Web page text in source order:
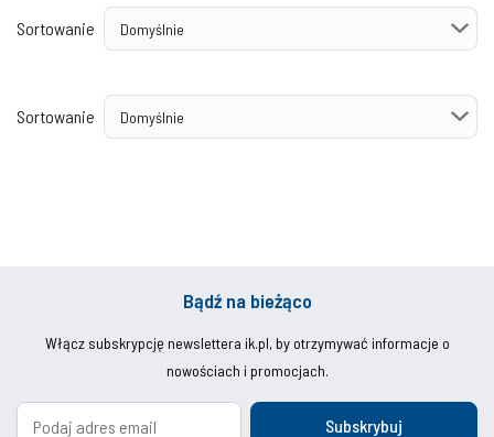
Sortowanie
Sortowanie
Bądź na bieżąco
Włącz subskrypcję newslettera ik.pl, by otrzymywać informacje o
nowościach i promocjach.
Subskrybuj